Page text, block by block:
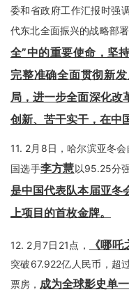
委和省政府工作汇报时强
代东北全面振兴的战略部
全”中的重要使命，坚
完整准确全面贯彻新
局，进一步全面深化改
创新、苦干实干，在中
11. 2月8日，哈尔滨亚冬
国选手李方慧以95.25分
是中国代表队本届亚冬
上项目的首枚金牌。
12. 2月7日21点， 《哪
突破67.922亿人民币，超
票房， 成为全球影史单